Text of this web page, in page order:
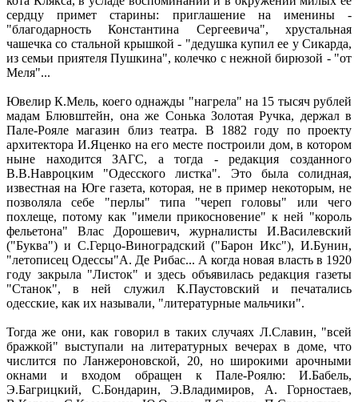
сердцу примет старины: приглашение на именины -
"благодарность Константина Сергеевича", хрустальная
чашечка со стальной крышкой - "дедушка купил ее у Сикарда,
из семьи приятеля Пушкина", колечко с нежной бирюзой - "от
Меля"...
Ювелир К.Мель, коего однажды "нагрела" на 15 тысяч рублей
мадам Блювштейн, она же Сонька Золотая Ручка, держал в
Пале-Рояле магазин близ театра. В 1882 году по проекту
архитектора И.Яценко на его месте построили дом, в котором
ныне находится ЗАГС, а тогда - редакция созданного
В.В.Навроцким "Одесского листка". Это была солидная,
известная на Юге газета, которая, не в пример некоторым, не
позволяла себе "перлы" типа "череп головы" или чего
похлеще, потому как "имели прикосновение" к ней "король
фельетона" Влас Дорошевич, журналисты И.Василевский
("Буква") и С.Герцо-Виноградский ("Барон Икс"), И.Бунин,
"летописец Одессы"А. Де Рибас... А когда новая власть в 1920
году закрыла "Листок" и здесь объявилась редакция газеты
"Станок", в ней служил К.Паустовский и печатались
одесские, как их называли, "литературные мальчики".
Тогда же они, как говорил в таких случаях Л.Славин, "всей
бражкой" выступали на литературных вечерах в доме, что
числится по Ланжероновской, 20, но широкими арочными
окнами и входом обращен к Пале-Роялю: И.Бабель,
Э.Багрицкий, С.Бондарин, Э.Владимиров, А. Горностаев,